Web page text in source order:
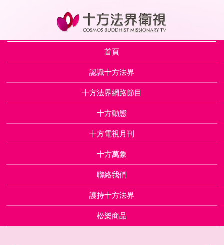
首頁
認識十方法界
十方法界網路節目
十方動態
十方電視月刊
十方萬象
聯絡我們
護持十方法界
松樂商品